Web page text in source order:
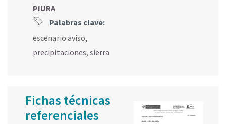
PIURA
Palabras clave:
escenario aviso,
precipitaciones, sierra
Fichas técnicas
referenciales